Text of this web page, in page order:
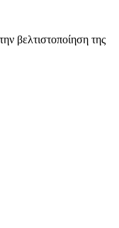
βελτιστοποίηση της